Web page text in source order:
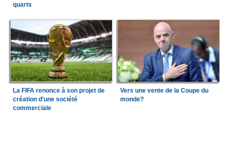
quarts
La FIFA renonce à son projet de
création d'une société
commerciale
Vers une vente de la Coupe du
monde?